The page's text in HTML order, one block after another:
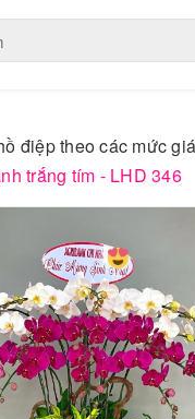
điệp theo các mức
trắng tím - LHD 346